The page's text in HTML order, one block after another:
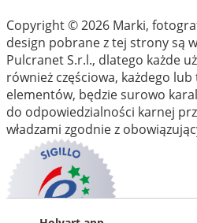
Copyright © 2026 Marki,
design pobrane z tej strony są
Pulcranet S.r.l., dlatego każde
również częściowa, każdego
elementów, będzie surowo
do odpowiedzialności karnej
władzami zgodnie z